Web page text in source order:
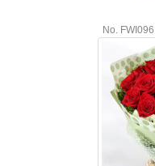
No. FWI096